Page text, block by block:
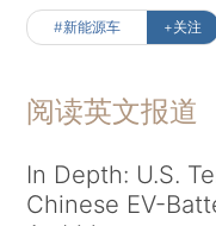
#新能源车 +关注
阅读英文报道
In Depth: U.S.
Chinese EV-